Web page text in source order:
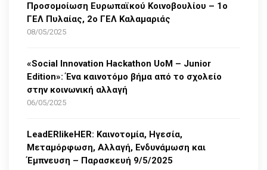
Προσομοίωση Ευρωπαϊκού Κοινοβουλίου – 1ο
ΓΕΛ Πυλαίας, 2ο ΓΕΛ Καλαμαριάς
08/05/2025
«Social Innovation Hackathon UoM – Junior
Edition»: Ένα καινοτόμο βήμα από το σχολείο
στην κοινωνική αλλαγή
06/05/2025
LeadERlikeHER: Καινοτομία, Ηγεσία,
Μεταμόρφωση, Αλλαγή, Ενδυνάμωση και
Έμπνευση – Παρασκευή 9/5/2025